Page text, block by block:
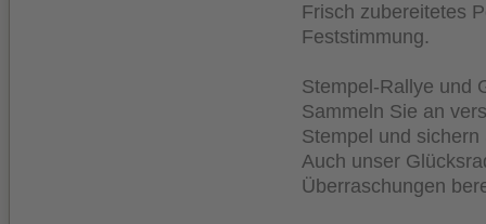
Frisch zubereitetes
Feststimmung.
Stempel-Rallye und
Sammeln Sie an
Stempel und
Auch unser
Überraschungen